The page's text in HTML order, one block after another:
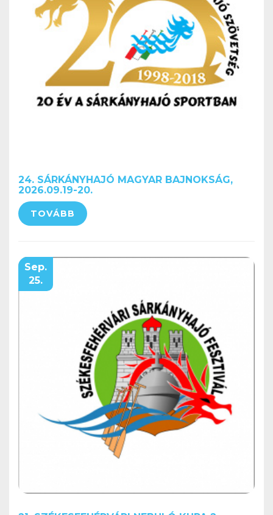
24. SÁRKÁNYHAJÓ MAGYAR BAJNOKSÁG,
2026.09.19-20.
TOVÁBB
Sep.
25.